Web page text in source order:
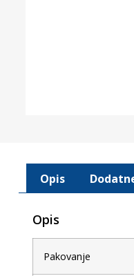
Opis
Opis
Pakovanje